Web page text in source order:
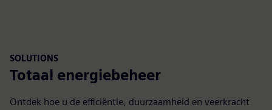
SOLUTIONS
Totaal energiebeheer
Ontdek hoe u de efficiëntie, duurzaamheid en veerkracht